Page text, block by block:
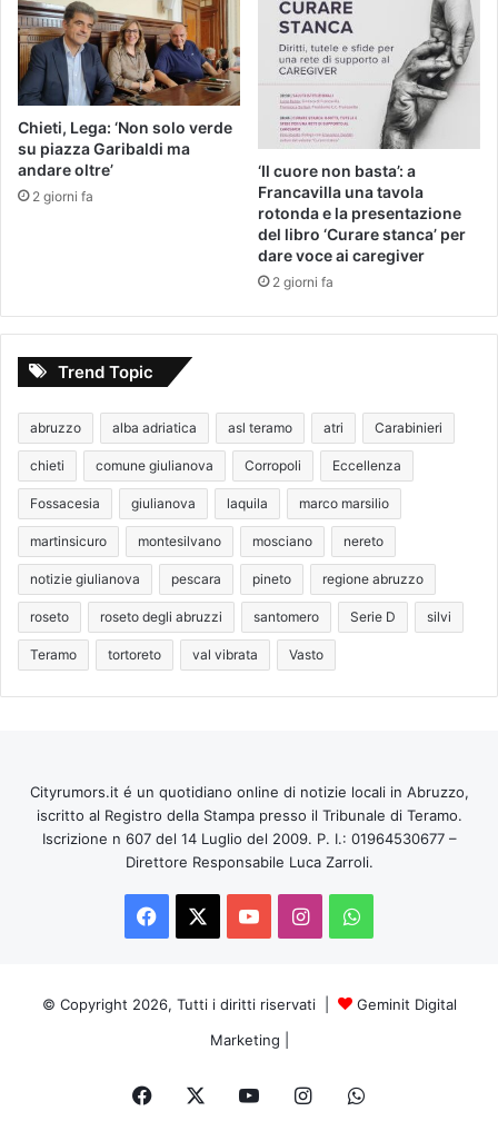
Chieti, Lega: ‘Non solo verde
su piazza Garibaldi ma
andare oltre’
2 giorni fa
‘Il cuore non basta’: a
Francavilla una tavola
rotonda e la presentazione
del libro ‘Curare stanca’ per
dare voce ai caregiver
2 giorni fa
Trend Topic
abruzzo alba adriatica asl teramo atri Carabinieri
chieti comune giulianova Corropoli Eccellenza
Fossacesia giulianova laquila marco marsilio
martinsicuro montesilvano mosciano nereto
notizie giulianova pescara pineto regione abruzzo
roseto roseto degli abruzzi santomero Serie D silvi
Teramo tortoreto val vibrata Vasto
Cityrumors.it é un quotidiano online di notizie locali in Abruzzo,
iscritto al Registro della Stampa presso il Tribunale di Teramo.
Iscrizione n 607 del 14 Luglio del 2009. P. I.: 01964530677 –
Direttore Responsabile Luca Zarroli.
Facebook
You InstagramWhatsApp
© Copyright 2026, Tutti i diritti riservati |
Geminit Digital
Marketing
Facebook InstagramWhatsApp